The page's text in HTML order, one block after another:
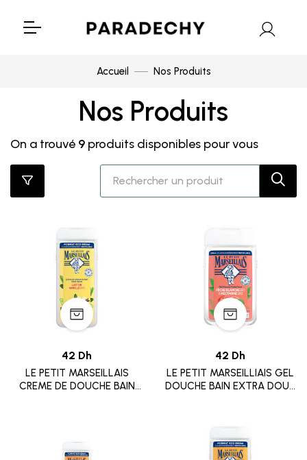
Accueil Nos Produits
Nos Produits
On a trouvé 9 produits disponibles pour vous
42 Dh
LE PETIT MARSEILLAIS
CREME DE DOUCHE BAIN
42 Dh
LE PETIT MARSEILLIAIS GEL
DOUCHE BAIN EXTRA DOUX